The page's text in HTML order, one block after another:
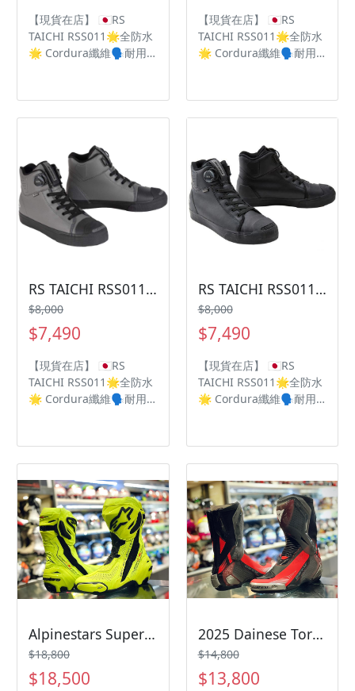
【現貨在店】 🇯🇵RS
TAICHI RSS011🌟全防水
🌟 Cordura纖維🗣耐用
備🌧 - ❤️隱藏BOA快速鞋
帶鎖扣系統 🧡完整保護腳
Vibram 黃金專利防滑鞋
底 💚DRYMASTER防水透
氣技術 💙左腳延長防護鞋
頭打檔塊 💜經典帆布休閒
鞋外觀設計
【現貨在店】 🇯🇵RS
TAICHI RSS011🌟全防水
🌟 Cordura纖維🗣耐用
備🌧 - ❤️隱藏BOA快速鞋
帶鎖扣系統 🧡完整保護腳
Vibram 黃金專利防滑鞋
底 💚DRYMASTER防水透
氣技術 💙左腳延長防護鞋
頭打檔塊 💜經典帆布休閒
鞋外觀設計
RS TAICHI RSS011防水車靴
$8,000
$7,490
【現貨在店】 🇯🇵RS
TAICHI RSS011🌟全防水
🌟 Cordura纖維🗣耐用
備🌧 - ❤️隱藏BOA快速鞋
帶鎖扣系統 🧡完整保護腳
跟、腳踝、腳趾 💛
Vibram 黃金專利防滑鞋
底 💚DRYMASTER防水透
氣技術 💙左腳延長防護鞋
頭打檔塊 💜經典帆布休閒
鞋外觀設計
RS TAICHI RSS011防水車靴
$8,000
$7,490
【現貨在店】 🇯🇵RS
TAICHI RSS011🌟全防水
🌟 Cordura纖維🗣耐用
備🌧 - ❤️隱藏BOA快速鞋
帶鎖扣系統 🧡完整保護腳
跟、腳踝、腳趾 💛
Vibram 黃金專利防滑鞋
底 💚DRYMASTER防水透
氣技術 💙左腳延長防護鞋
頭打檔塊 💜經典帆布休閒
鞋外觀設計
Alpinestars Supertech R V2
$18,800
$18,500
2025 Dainese Torque 4超輕量
$14,800
$13,800